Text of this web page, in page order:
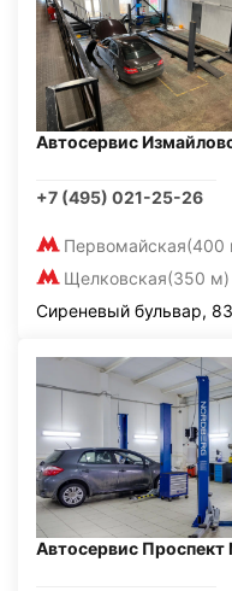
Автосервис
+7 (495) 021-25-26
Первомайская(400
Щелковская(350 м)
Сиреневый бульвар,
Автосервис